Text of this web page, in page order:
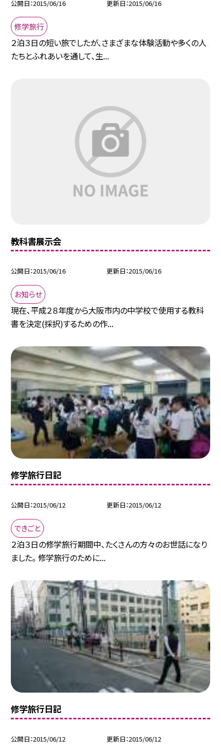
公開日 2015/06/16 更新日 2015/06/16
修学旅行
２泊３日の短い旅でしたが、さまざまな体験活動や多くの人
たちとふれあいを通して、生...
教科書展示会
公開日 2015/06/16 更新日 2015/06/16
お知らせ
現在、平成２８年度から大阪市内の中学校で使用する教科
書を決定(採択)するための作...
修学旅行日記
公開日 2015/06/12 更新日 2015/06/12
できごと
２泊３日の修学旅行期間中、たくさんの方々のお世話になり
ました。 修学旅行のために...
修学旅行日記
公開日 2015/06/12 更新日 2015/06/12